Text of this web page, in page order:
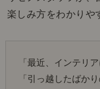
楽しみ方をわかりや
「最近、インテリ
「引っ越したばか